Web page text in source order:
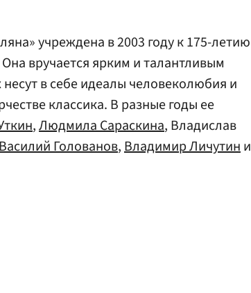
учреждена в 2003 году к 175-летию
вручается ярким и талантливым
в себе идеалы человеколюбия и
классика. В разные годы ее
,Людмила Сараскина, Владислав
Голованов,Владимир Личутини